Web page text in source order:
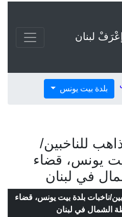
إعْرَفْ لبنان
بلدة بيت يونس
للناخبين/
يونس، قضاء
في لبنان
ناخبات بلدة بيت يونس، قضاء
الشمال في لبنان